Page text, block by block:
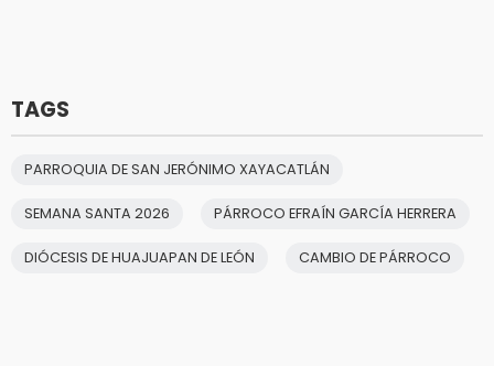
TAGS
PARROQUIA DE SAN JERÓNIMO XAYACATLÁN
SEMANA SANTA 2026 PÁRROCO EFRAÍN GARCÍA HERRERA
DIÓCESIS DE HUAJUAPAN DE LEÓN CAMBIO DE PÁRROCO